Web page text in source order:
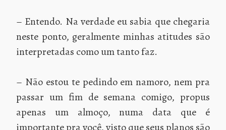
– Entendo. Na verdade eu sabia que chegaria
neste ponto, geralmente minhas atitudes são
interpretadas como um tanto faz.
– Não estou te pedindo em namoro, nem pra
passar um fim de semana comigo, propus
apenas um almoço, numa data que é
importante pra você, visto que seus planos são